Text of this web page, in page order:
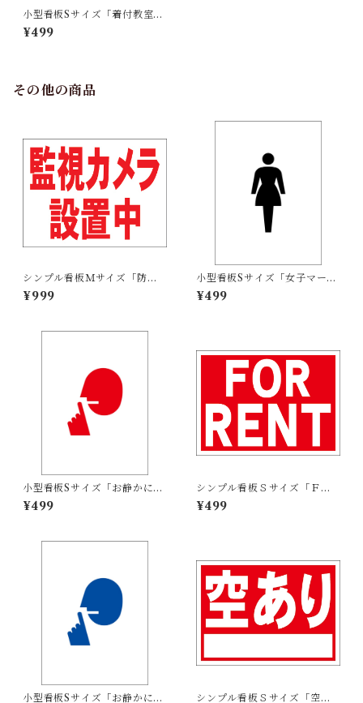
小型看板Sサイズ「着付教室
（赤字）」 屋外可【スクー
ル・教室・塾】
¥499
その他の商品
シンプル看板Ｍサイズ「防犯
装置作動中」【防犯・防災】
屋外可
¥999
小型看板Sサイズ「女子マーク
（黒）」 屋外可【その他・マ
ーク】
¥499
小型看板Sサイズ「お静かにマ
ーク（赤）」 屋外可【その
他・マーク】
¥499
シンプル看板Ｓサイズ「ＦＯ
Ｒ ＲＥＮＴ」【不動産】屋外
可
¥499
小型看板Sサイズ「お静かにマ シンプル看板Ｓサイズ「空あ